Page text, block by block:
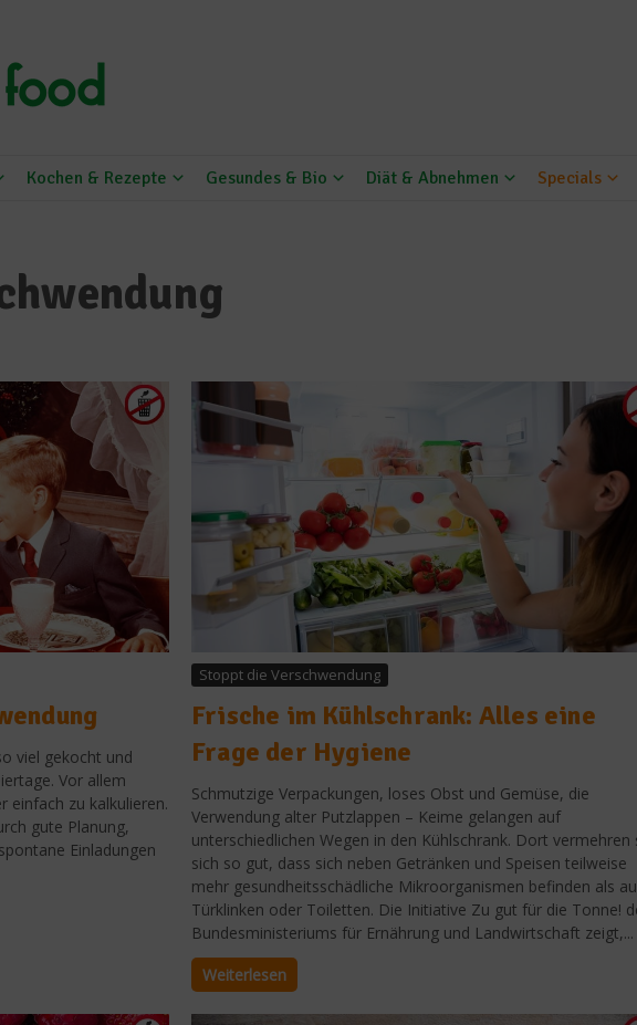
Kochen & Rezepte Gesundes & Bio Diät & Abnehmen Specials
viel gekocht und
Vor allem
einfach zu kalkulieren.
gute Planung,
Einladungen
Stoppt die Verschwendung
Frische im Kühlschrank: Alles eine
Frage der Hygiene
Schmutzige Verpackungen, loses Obst und Gemüse, die
Verwendung alter Putzlappen – Keime gelangen auf
unterschiedlichen Wegen in den Kühlschrank. Dort vermehren
sich so gut, dass sich neben Getränken und Speisen teilweise
mehr gesundheitsschädliche Mikroorganismen befinden als
Türklinken oder Toiletten. Die Initiative Zu gut für die Tonne!
Bundesministeriums für Ernährung und Landwirtschaft zeigt,...
Weiterlesen